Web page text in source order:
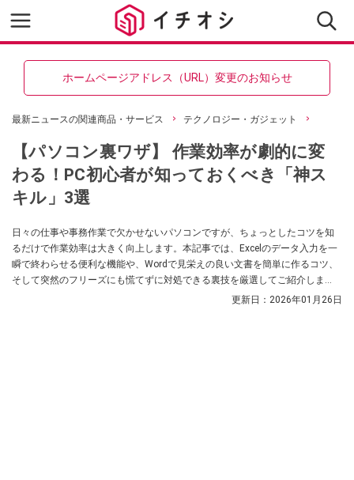
ホームページアドレス（URL）変更のお知らせ
最新ニュースの関連商品・サービス テクノロジー・ガジェット
【パソコン裏ワザ】 作業効率が劇的に変
わる！PC初心者が知っておくべき「神ス
キル」3選
日々の仕事や事務作業で欠かせないパソコンですが、ちょっとしたコツを知
るだけで作業効率は大きく向上します。本記事では、Excelのデータ入力を一
瞬で終わらせる便利な機能や、Wordで見栄えの良い文書を簡単に作るコツ、
そして突然のフリーズにも慌てずに対処できる裏技を厳選してご紹介しま
す。パソコンが苦手な方でもすぐに試せる、実践的なテクニックばかりで
更新日： 2026年01月26日